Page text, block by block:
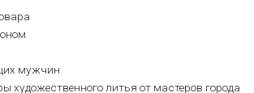
мужчин
художественного литья от мастеров города